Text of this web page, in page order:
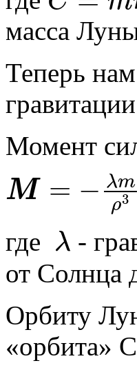
C=m
масса
Теперь
Момент
M = − λm
ρ3
M =−λm 3(r×ρ
где λ
λ
-
от Солнца
Орбиту
«орбита»